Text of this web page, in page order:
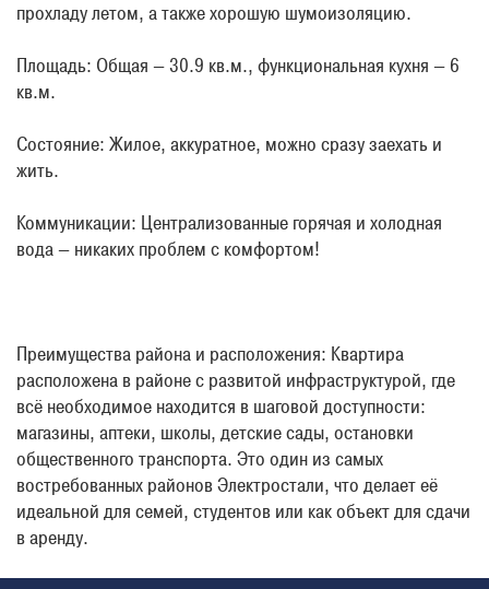
прохладу летом, а также хорошую шумоизоляцию.
Площадь: Общая — 30.9 кв.м., функциональная кухня — 6
кв.м.
Состояние: Жилое, аккуратное, можно сразу заехать и
жить.
Коммуникации: Централизованные горячая и холодная
вода — никаких проблем с комфортом!
Преимущества района и расположения: Квартира
расположена в районе с развитой инфраструктурой, где
всё необходимое находится в шаговой доступности:
магазины, аптеки, школы, детские сады, остановки
общественного транспорта. Это один из самых
востребованных районов Электростали, что делает её
идеальной для семей, студентов или как объект для сдачи
в аренду.